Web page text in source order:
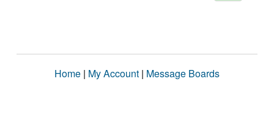
Home | My Account | Message Boards